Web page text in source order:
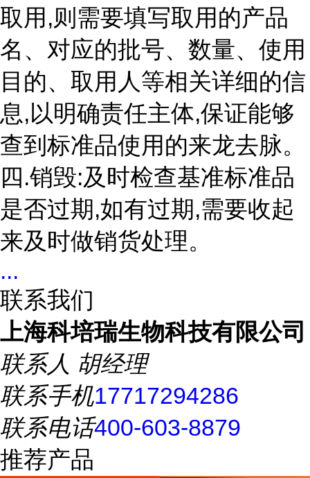
取用,则需要填写取用的产品
名、对应的批号、数量、使用
目的、取用人等相关详细的信
息,以明确责任主体,保证能够
查到标准品使用的来龙去脉。
四.销毁:及时检查基准标准品
是否过期,如有过期,需要收起
来及时做销货处理。
...
联系我们
上海科培瑞生物科技有限公司
联系人 胡经理
联系手机17717294286
联系电话400-603-8879
推荐产品